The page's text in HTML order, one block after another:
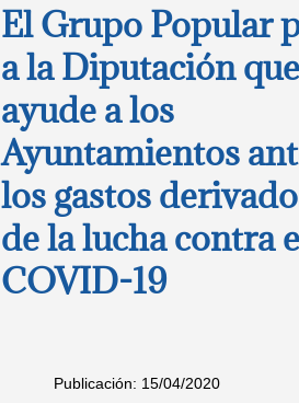
El Grupo Popular
a la Diputación que
ayude a los
Ayuntamientos
los gastos
de la lucha contra
COVID-19
Publicación: 15/04/2020